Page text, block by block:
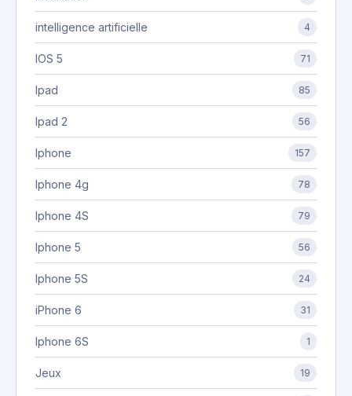
intelligence artificielle 4
IOS 5 71
Ipad 85
Ipad 2 56
Iphone 157
Iphone 4g 78
Iphone 4S 79
Iphone 5 56
Iphone 5S 24
iPhone 6 31
Iphone 6S 1
Jeux 19